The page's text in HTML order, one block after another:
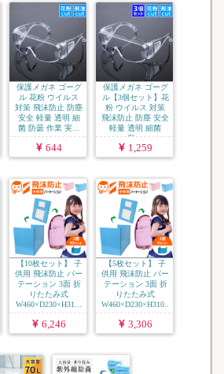
保護メガネ ゴーグ
ル 花粉 ウイルス
対策 飛沫防止 防塵
安全 軽量 透明 細
菌 防曇 作業 実...
644
保護メガネ ゴーグ
ル【3個セット】花
粉 ウイルス 対策
飛沫防止 防塵 安全
軽量 透明 細菌
防...
1,259
【10枚セット】 子
供用 飛沫防止 パー
テーション 3面 折
りたたみ式
W460×D230×H31...
6,246
【5枚セット】 子
供用 飛沫防止 パー
テーション 3面 折
りたたみ式
W460×D230×H310..
.
3,306